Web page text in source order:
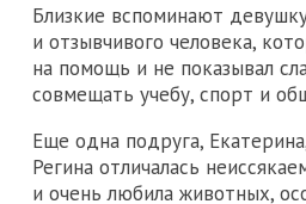
Близкие вспоминают
и отзывчивого человека,
на помощь и не показывал
совмещать учебу, спорт и
Еще одна подруга,
Регина отличалась
и очень любила животных,